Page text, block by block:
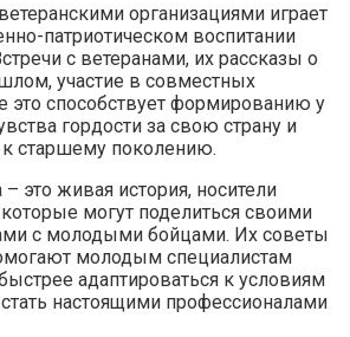
организациями играет
патриотическом воспитании
с ветеранами, их рассказы о
участие в совместных
это способствует формированию у
гордости за свою страну и
старшему поколению.
это живая история, носители
могут поделиться своими
с молодыми бойцами. Их советы
молодым специалистам
адаптироваться к условиям
настоящими профессионалами